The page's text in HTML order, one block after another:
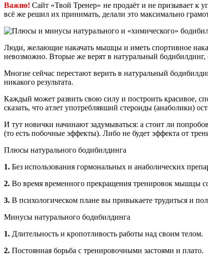
Важно! Сайт «Твой Тренер» не продаёт и не призывает к
всё же решил их принимать, делали это максимально
Люди, желающие накачать мышцы и иметь спортивное
невозможно. Вторые же верят в натуральный
Многие сейчас перестают верить в натуральный
никакого результата.
Каждый может развить свою силу и построить красивое,
сказать, что атлет употреблявший стероиды (анаболики)
И тут новички начинают задумываться: а стоит ли
(то есть побочные эффекты). Либо не будет эффекта от
Плюсы натурального бодибилдинга
1. Без использования гормональных и анаболических
2. Во время временного прекращения тренировок мышцы
3. В психологическом плане вы привыкаете трудиться и
Минусы натурального бодибилдинга
1. Длительность и кропотливость работы над своим телом.
2. Постоянная борьба с тренировочными застоями и плато.